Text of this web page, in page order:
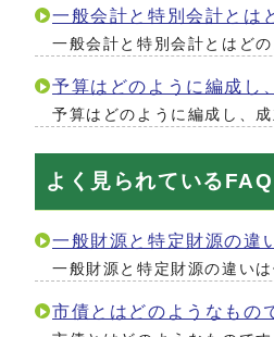
一般会計と特別会計とは
一般会計と特別会計とはどの
予算はどのように編成し
予算はどのように編成し、成
よく見られているFAQ
一般財源と特定財源の違
一般財源と特定財源の違いは
市債とはどのようなもの